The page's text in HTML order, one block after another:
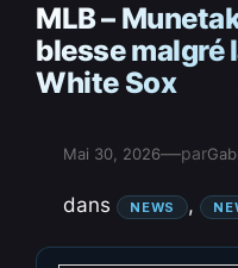
MLB –
blesse malgré
White Sox
Mai 30, 2026—par
dans NEWS ,